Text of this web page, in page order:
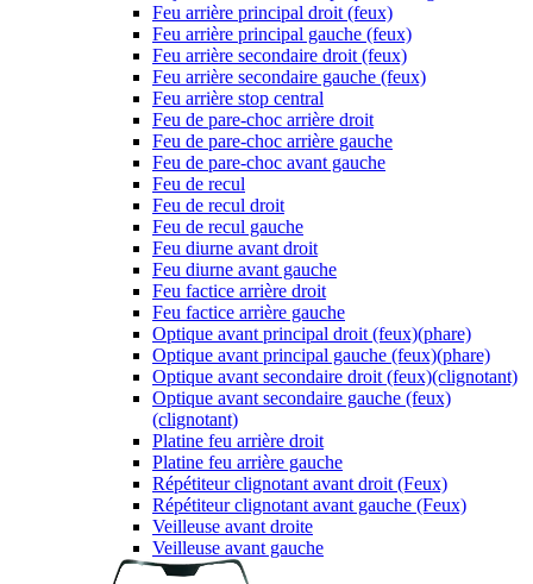
Feu arrière principal droit (feux)
Feu arrière principal gauche (feux)
Feu arrière secondaire droit (feux)
Feu arrière secondaire gauche (feux)
Feu arrière stop central
Feu de pare-choc arrière droit
Feu de pare-choc arrière gauche
Feu de pare-choc avant gauche
Feu de recul
Feu de recul droit
Feu de recul gauche
Feu diurne avant droit
Feu diurne avant gauche
Feu factice arrière droit
Feu factice arrière gauche
Optique avant principal droit (feux)(phare)
Optique avant principal gauche (feux)(phare)
Optique avant secondaire droit (feux)(clignotant)
Optique avant secondaire gauche (feux)
(clignotant)
Platine feu arrière droit
Platine feu arrière gauche
Répétiteur clignotant avant droit (Feux)
Répétiteur clignotant avant gauche (Feux)
Veilleuse avant droite
Veilleuse avant gauche